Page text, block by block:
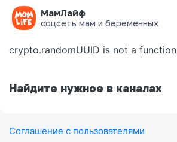
МамЛайф
соцсеть мам и беременных
Ошибка на странице
crypto.randomUUID is not a function
Найдите нужное в каналах
Соглашение с пользователями